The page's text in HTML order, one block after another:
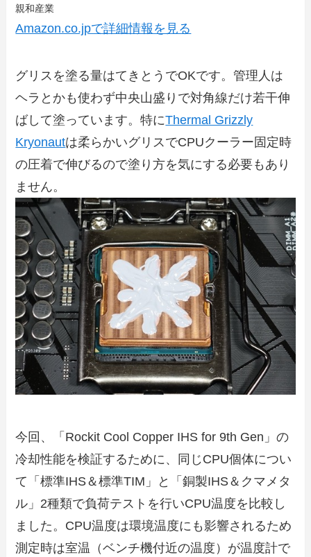
親和産業
Amazon.co.jpで詳細情報を見る
グリスを塗る量はてきとうでOKです。管理人は
ヘラとかも使わず中央山盛りで対角線だけ若干伸
ばして塗っています。特にThermal Grizzly
Kryonautは柔らかいグリスでCPUクーラー固定時
の圧着で伸びるので塗り方を気にする必要もあり
ません。
今回、「Rockit Cool Copper IHS for 9th Gen」の
冷却性能を検証するために、同じCPU個体につい
て「標準IHS＆標準TIM」と「銅製IHS＆クマメタ
ル」2種類で負荷テストを行いCPU温度を比較し
ました。CPU温度は環境温度にも影響されるため
測定時は室温（ベンチ機付近の温度）が温度計で